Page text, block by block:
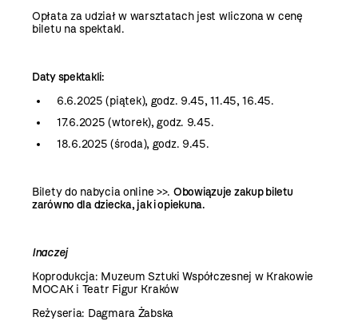
Opłata za udział w warsztatach jest wliczona w cenę
biletu na spektakl.
Daty spektakli:
6.6.2025 (piątek), godz. 9.45,11.45,16.45.
17.6.2025 (wtorek), godz. 9.45.
18.6.2025 (środa), godz. 9.45.
Bilety do nabyciaonline >>. Obowiązuje zakup biletu
zarówno dla dziecka, jak i opiekuna.
Inaczej
Koprodukcja: Muzeum Sztuki Współczesnej w Krakowie
MOCAK i Teatr Figur Kraków
Reżyseria: Dagmara Żabska